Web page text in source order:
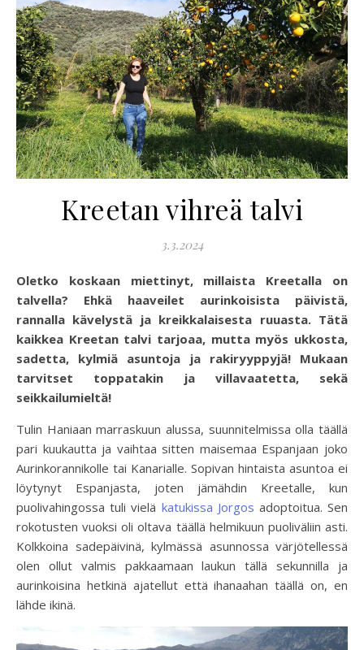
Kreetan vihreä talvi
3.3.2024
Oletko koskaan miettinyt, millaista Kreetalla on
talvella? Ehkä haaveilet aurinkoisista päivistä,
rannalla kävelystä ja kreikkalaisesta ruuasta. Tätä
kaikkea Kreetan talvi tarjoaa, mutta myös ukkosta,
sadetta, kylmiä asuntoja ja rakiryyppyjä! Mukaan
tarvitset toppatakin ja villavaatetta, sekä
seikkailumieltä!
Tulin Haniaan marraskuun alussa, suunnitelmissa olla täällä
pari kuukautta ja vaihtaa sitten maisemaa Espanjaan joko
Aurinkorannikolle tai Kanarialle. Sopivan hintaista asuntoa ei
löytynyt Espanjasta, joten jämähdin Kreetalle, kun
puolivahingossa tuli vielä katukissa Jorgos adoptoitua. Sen
rokotusten vuoksi oli oltava täällä helmikuun puoliväliin asti.
Kolkkoina sadepäivinä, kylmässä asunnossa värjötellessä
olen ollut valmis pakkaamaan laukun tällä sekunnilla ja
aurinkoisina hetkinä ajatellut että ihanaahan täällä on, en
lähde ikinä.